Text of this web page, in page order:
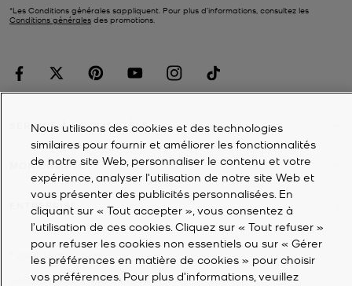
*Les Conditions générales sappliquent. Pour plus d’informations, consultez les
Conditions générales des promotions.
SERVICE À LA CLIENTÈLE
MON COMPTE
ENTREPRISE
2026
Michael Kors
Déclaration de confidentialité
Nous utilisons des cookies et des technologies
similaires pour fournir et améliorer les fonctionnalités
de notre site Web, personnaliser le contenu et votre
expérience, analyser l'utilisation de notre site Web et
vous présenter des publicités personnalisées. En
cliquant sur « Tout accepter », vous consentez à
l’utilisation de ces cookies. Cliquez sur « Tout refuser »
pour refuser les cookies non essentiels ou sur « Gérer
les préférences en matière de cookies » pour choisir
vos préférences. Pour plus d’informations, veuillez